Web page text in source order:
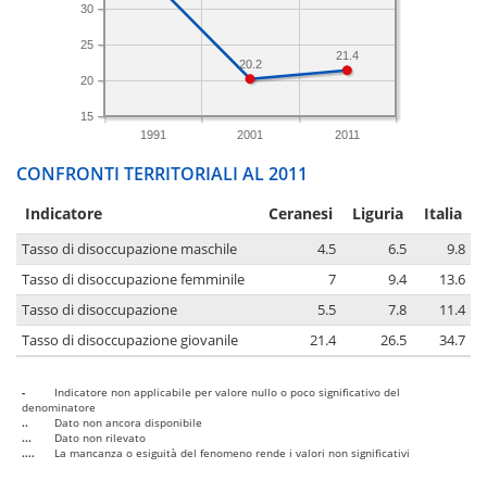
1991 2001 2011
15
20
25
30
21.4
20.2
CONFRONTI TERRITORIALI AL 2011
Indicatore Ceranesi Liguria Italia
Tasso di disoccupazione maschile 4.5 6.5
9.8
Tasso di disoccupazione femminile
7 9.4
13.6
Tasso di disoccupazione
5.5 7.8
11.4
Tasso di disoccupazione giovanile
21.4 26.5 34.7
-
Indicatore non applicabile per valore nullo o poco significativo del
denominatore
..
Dato non ancora disponibile
...
Dato non rilevato
....
La mancanza o esiguità del fenomeno rende i valori non significativi